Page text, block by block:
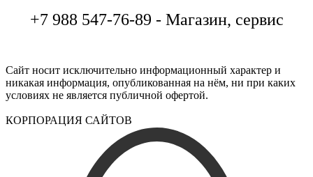
+7 988 547-76-89 - Магазин, сервис
Сайт носит исключительно информационный характер и
никакая информация, опубликованная на нём, ни при каких
условиях не является публичной офертой.
КОРПОРАЦИЯ САЙТОВ